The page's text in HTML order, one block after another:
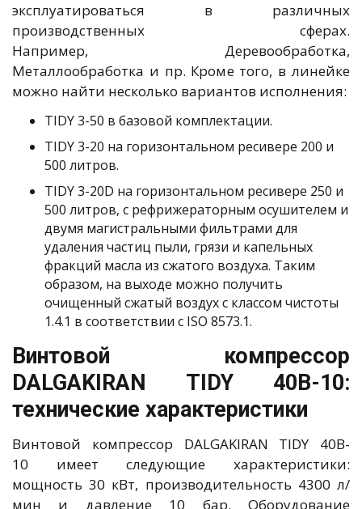
эксплуатироваться в различных
производственных сферах.
Например, Деревообработка,
Металлообработка и пр. Кроме того, в линейке
можно найти несколько вариантов исполнения:
TIDY 3-50 в базовой комплектации.
TIDY 3-20 на горизонтальном ресивере 200 и
500 литров.
TIDY 3-20D на горизонтальном ресивере 250 и
500 литров, с рефрижераторным осушителем и
двумя магистральными фильтрами для
удаления частиц пыли, грязи и капельных
фракций масла из сжатого воздуха. Таким
образом, на выходе можно получить
очищенный сжатый воздух с классом чистоты
1.4.1 в соответствии с ISO 8573.1.
Винтовой компрессор
DALGAKIRAN TIDY 40B-10:
технические характеристики
Винтовой компрессор DALGAKIRAN TIDY 40B-
10 имеет следующие характеристики:
мощность 30 кВт, производительность 4300 л/
мин и давление 10 бар. Оборудование